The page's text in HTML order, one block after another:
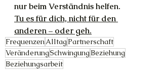
nur beim Verständnis helfen.
Tu es für dich, nicht für den
anderen – oder geh.
FrequenzenAlltag Partnerschaft
VeränderungSchwingung Beziehung
Beziehungsarbeit